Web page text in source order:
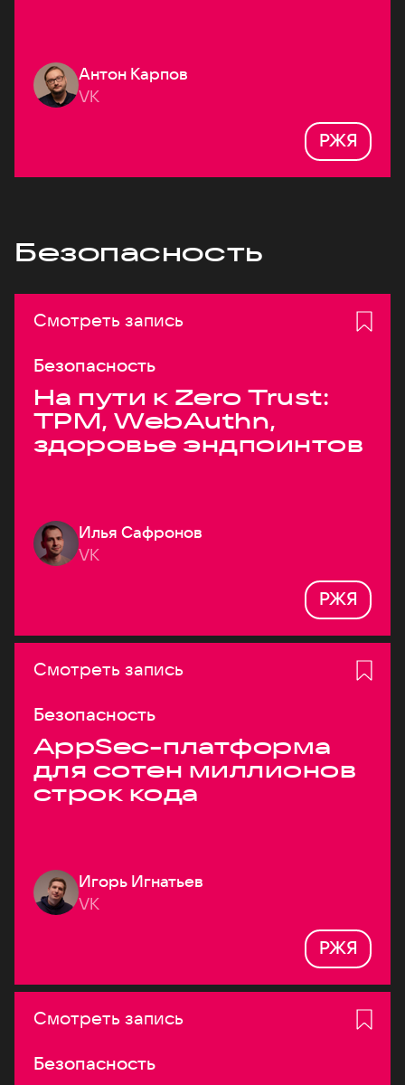
Антон Карпов
VK
РЖЯ
Безопасность
Смотреть запись
Безопасность
На пути к Zero Trust:
TPM, WebAuthn,
здоровье эндпоинтов
Илья Сафронов
VK
РЖЯ
Смотреть запись
Безопасность
AppSec-платформа
для сотен миллионов
строк кода
Игорь Игнатьев
VK
РЖЯ
Смотреть запись
Безопасность